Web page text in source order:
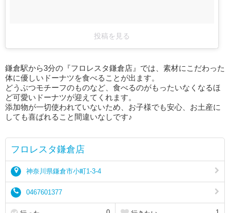
投稿を見る
鎌倉駅から3分の『フロレスタ鎌倉店』では、素材にこだわった
体に優しいドーナツを食べることが出ます。
どうぶつモチーフのものなど、食べるのがもったいなくなるほ
ど可愛いドーナツが迎えてくれます。
添加物が一切使われていないため、お子様でも安心、お土産に
しても喜ばれること間違いなしです♪
フロレスタ鎌倉店
神奈川県鎌倉市小町1-3-4
0467601377